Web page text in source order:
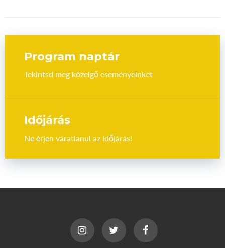
Program naptár
Tekintsd meg közelgő eseményeinket
Időjárás
Ne érjen váratlanul az időjárás!